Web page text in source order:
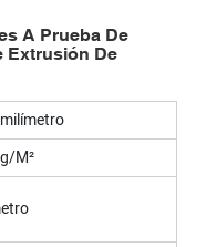
A Prueba De
Extrusión De
m²